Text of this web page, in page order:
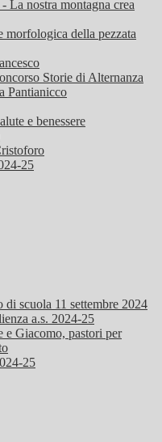
La nostra montagna crea
morfologica della pezzata
Storie di Alternanza
Pantianicco
e benessere
25
di scuola 11 settembre 2024
a.s. 2024-25
e Giacomo, pastori per
25